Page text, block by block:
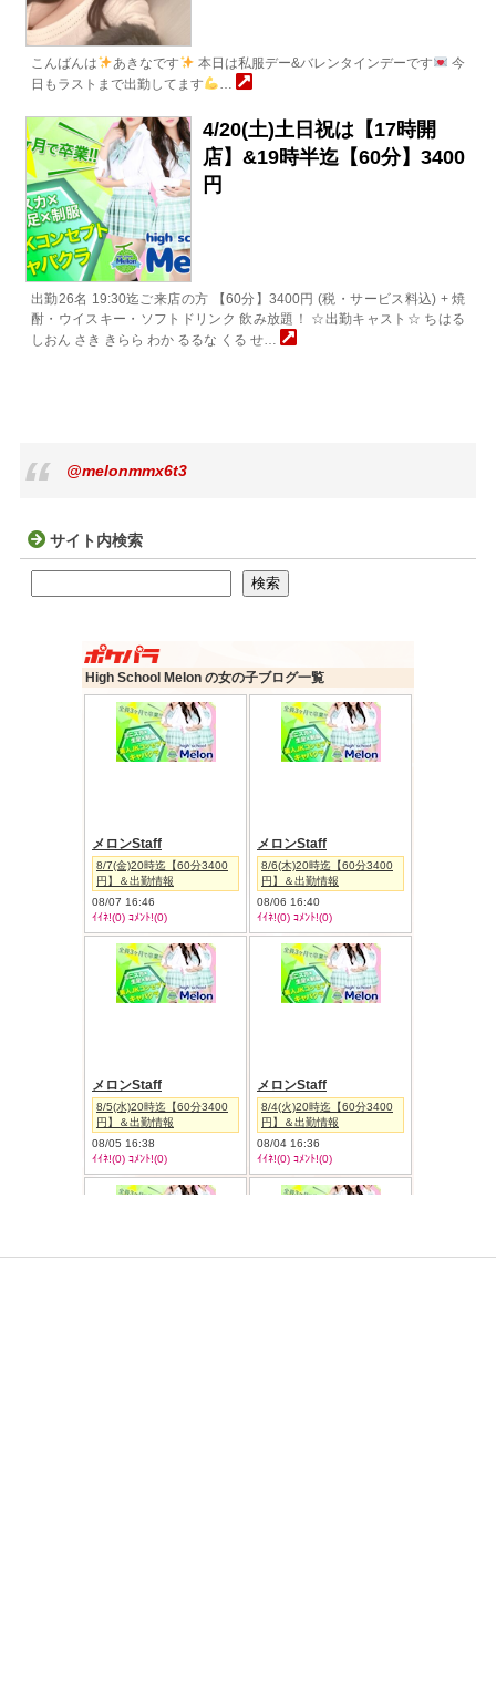
こんばんは あきなです 本日は私服デー&バレンタインデーです
今
日もラストまで出勤してます
…
4/20(土)土日祝は【17時開
店】&19時半迄【60分】3400
円
出勤26名 19:30迄ご来店の方 【60分】3400円 (税・サービス料込) + 焼
酎・ウイスキー・ソフトドリンク 飲み放題！ ☆出勤キャスト☆ ちはる
しおん さき きらら わか るるな くる せ…
@melonmmx6t3
サイト内検索
検索